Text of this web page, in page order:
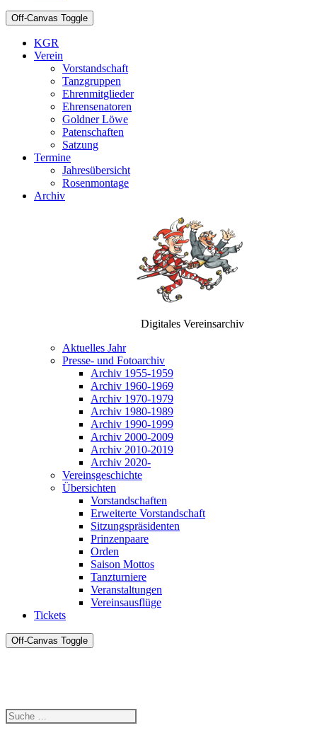
Off-Canvas Toggle
KGR
Verein
Vorstandschaft
Tanzgruppen
Ehrenmitglieder
Ehrensenatoren
Goldner Löwe
Patenschaften
Satzung
Termine
Jahresübersicht
Rosenmontage
Archiv
Digitales Vereinsarchiv
Aktuelles Jahr
Presse- und Fotoarchiv
Archiv 1955-1959
Archiv 1960-1969
Archiv 1970-1979
Archiv 1980-1989
Archiv 1990-1999
Archiv 2000-2009
Archiv 2010-2019
Archiv 2020-
Vereinsgeschichte
Übersichten
Vorstandschaften
Erweiterte Vorstandschaft
Sitzungspräsidenten
Prinzenpaare
Orden
Saison Mottos
Tanzturniere
Veranstaltungen
Vereinsausflüge
Tickets
Off-Canvas Toggle